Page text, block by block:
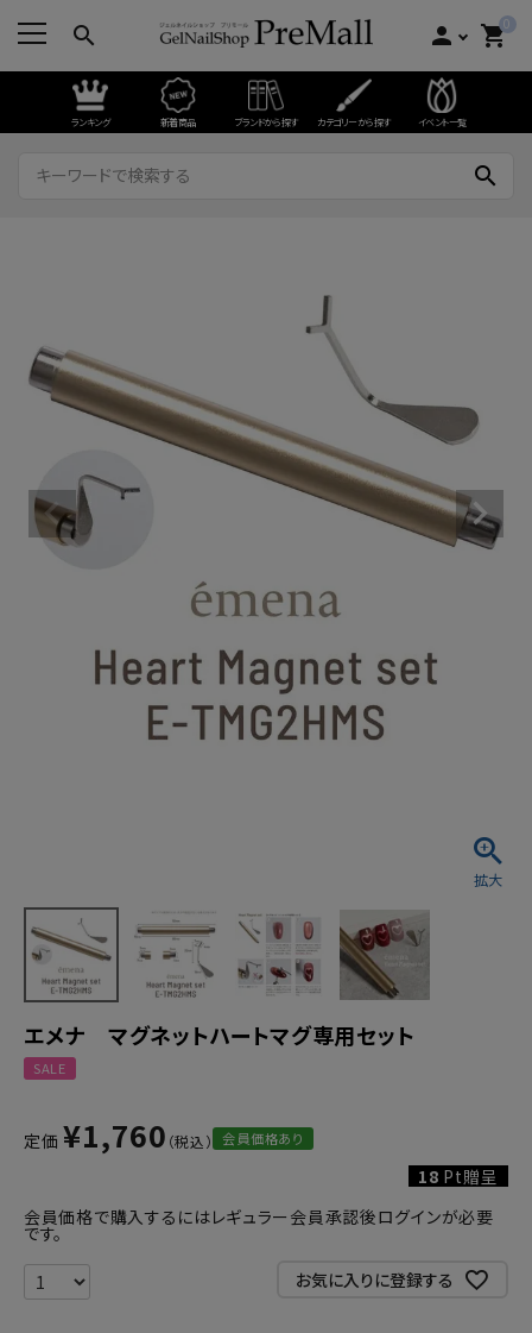
search person 0
shopping_cart
ランキング 新着商品 ブランドから探す カテゴリーから探す イベント一覧
search
エメナ マグネットハートマグ専用セット
SALE
定価 ¥1,760 会員価格あり
18 Pt贈呈
会員価格で購入するにはレギュラー会員承認後ログインが必要
です。
お気に入りに登録する